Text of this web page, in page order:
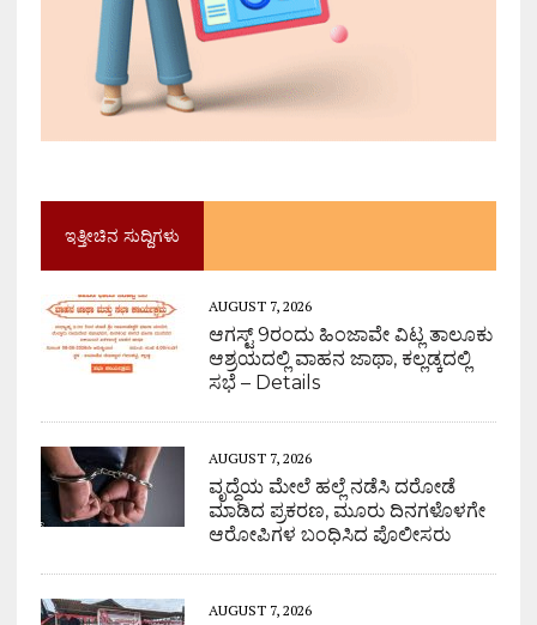
ಇತ್ತೀಚಿನ ಸುದ್ದಿಗಳು
AUGUST 7, 2026
ಆಗಸ್ಟ್ 9ರಂದು ಹಿಂಜಾವೇ ವಿಟ್ಲ ತಾಲೂಕು
ಆಶ್ರಯದಲ್ಲಿ ವಾಹನ ಜಾಥಾ, ಕಲ್ಲಡ್ಕದಲ್ಲಿ
ಸಭೆ – Details
AUGUST 7, 2026
ವೃದ್ಧೆಯ ಮೇಲೆ ಹಲ್ಲೆ ನಡೆಸಿ ದರೋಡೆ
ಮಾಡಿದ ಪ್ರಕರಣ, ಮೂರು ದಿನಗಳೊಳಗೇ
ಆರೋಪಿಗಳ ಬಂಧಿಸಿದ ಪೊಲೀಸರು
AUGUST 7, 2026